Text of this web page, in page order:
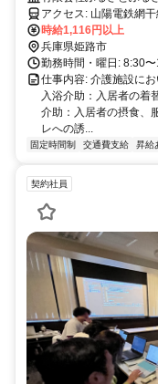
アクセス: 山陽
時給1,116円以上
兵庫県姫路市
勤務時間・曜日: 8:30
仕事内容: 介護施設に
入浴介助：入居者の
介助：入居者の摂食、
レへの誘...
固定時間制 交通費支給 昇給
契約社員